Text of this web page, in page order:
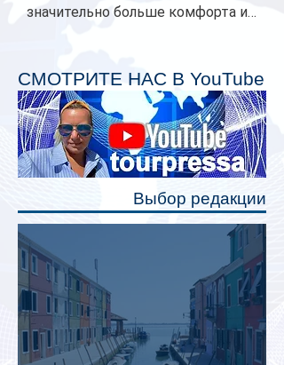
значительно больше комфорта и
планируется начать в 2027 году.
Одним из главных нововведений
станут индивидуальные шторки у
каждого спального места. Они
позволят пассажирам закрыть свою
полку во время сна или отдыха,
СМОТРИТЕ НАС В YouTube
Выбор редакции